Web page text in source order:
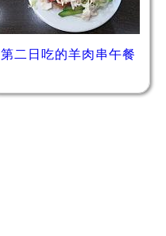
第二日吃的羊肉串午餐